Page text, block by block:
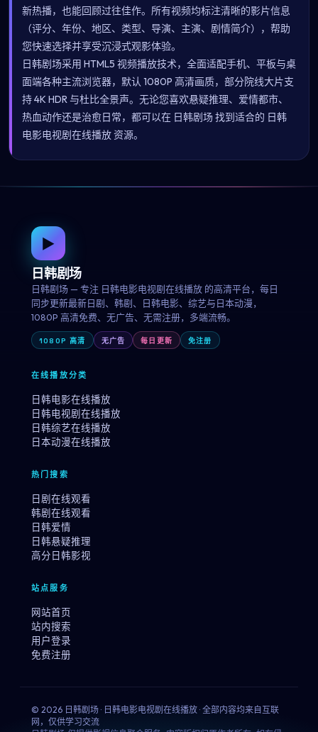
新热播，也能回顾过往佳作。所有视频均标注清晰的影片信息
（评分、年份、地区、类型、导演、主演、剧情简介），帮助
您快速选择并享受沉浸式观影体验。
日韩剧场采用 HTML5 视频播放技术，全面适配手机、平板与桌
面端各种主流浏览器，默认 1080P 高清画质，部分院线大片支
持 4K HDR 与杜比全景声。无论您喜欢悬疑推理、爱情都市、
热血动作还是治愈日常，都可以在 日韩剧场 找到适合的 日韩
电影电视剧在线播放 资源。
▶
日韩剧场
日韩剧场 — 专注 日韩电影电视剧在线播放 的高清平台，每日
同步更新最新日剧、韩剧、日韩电影、综艺与日本动漫，
1080P 高清免费、无广告、无需注册，多端流畅。
1080P 高清 无广告 每日更新 免注册
在线播放分类
日韩电影在线播放
日韩电视剧在线播放
日韩综艺在线播放
日本动漫在线播放
热门搜索
日剧在线观看
韩剧在线观看
日韩爱情
日韩悬疑推理
高分日韩影视
站点服务
网站首页
站内搜索
用户登录
免费注册
© 2026 日韩剧场 · 日韩电影电视剧在线播放 · 全部内容均来自互联
网，仅供学习交流